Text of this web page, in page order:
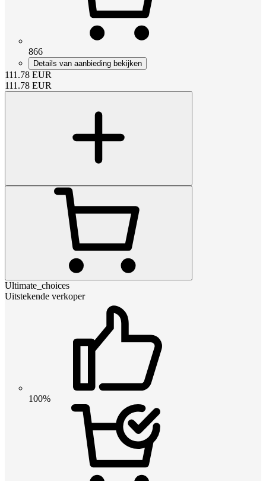
866
Details van aanbieding bekijken
111.78 EUR
111.78 EUR
Ultimate_choices
Uitstekende verkoper
100%